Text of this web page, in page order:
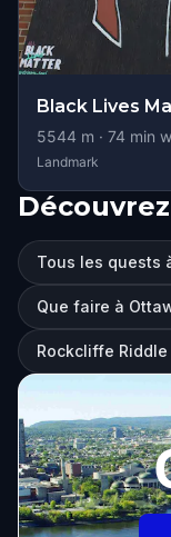
Black Lives
5544 m · 74 min
Landmark
Tous les quests
Que faire à
Rockcliffe Riddle